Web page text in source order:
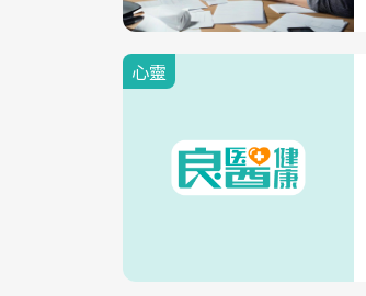
心靈